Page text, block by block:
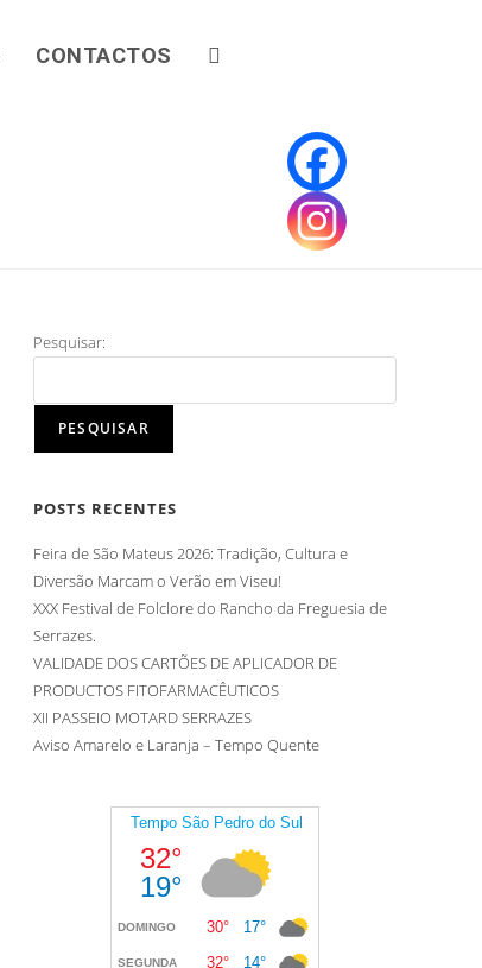
CONTACTOS
Pesquisar:
PESQUISAR
POSTS RECENTES
Feira de São Mateus 2026: Tradição, Cultura e
Diversão Marcam o Verão em Viseu!
XXX Festival de Folclore do Rancho da Freguesia de
Serrazes.
VALIDADE DOS CARTÕES DE APLICADOR DE
PRODUCTOS FITOFARMACÊUTICOS
XII PASSEIO MOTARD SERRAZES
Aviso Amarelo e Laranja – Tempo Quente